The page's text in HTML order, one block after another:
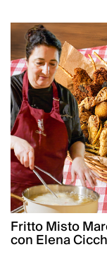
Fritto Misto
con Elena